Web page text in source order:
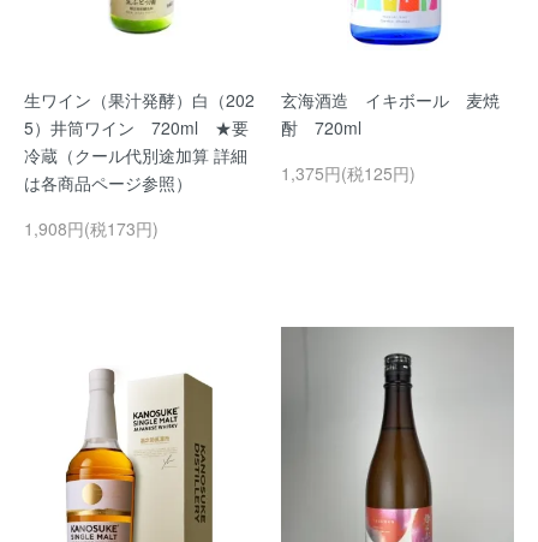
生ワイン（果汁発酵）白（202
5）井筒ワイン 720ml ★要
冷蔵（クール代別途加算 詳細
は各商品ページ参照）
1,908円(税173円)
玄海酒造 イキボール 麦焼
酎 720ml
1,375円(税125円)